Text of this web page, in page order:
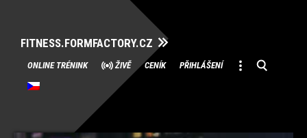
FITNESS.FORMFACTORY.CZ
Přeskočit
na
obsah
ONLINE TRÉNINK ŽIVĚ CENÍK PŘIHLÁŠENÍ